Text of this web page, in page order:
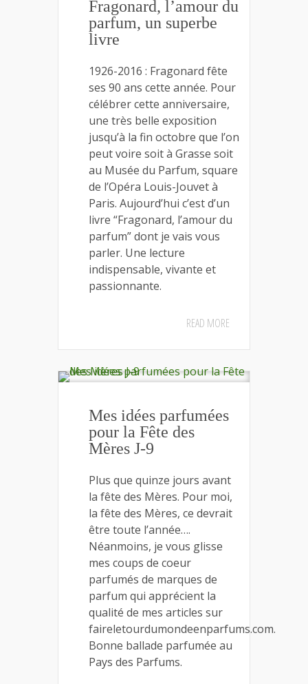
Fragonard, l’amour du
parfum, un superbe
livre
1926-2016 : Fragonard fête
ses 90 ans cette année. Pour
célébrer cette anniversaire,
une très belle exposition
jusqu’à la fin octobre que l’on
peut voire soit à Grasse soit
au Musée du Parfum, square
de l’Opéra Louis-Jouvet à
Paris. Aujourd’hui c’est d’un
livre “Fragonard, l’amour du
parfum” dont je vais vous
parler. Une lecture
indispensable, vivante et
passionnante.
READ MORE
Mes idées parfumées
pour la Fête des
Mères J-9
Plus que quinze jours avant
la fête des Mères. Pour moi,
la fête des Mères, ce devrait
être toute l’année….
Néanmoins, je vous glisse
mes coups de coeur
parfumés de marques de
parfum qui apprécient la
qualité de mes articles sur
faireletourdumondeenparfums.com.
Bonne ballade parfumée au
Pays des Parfums.